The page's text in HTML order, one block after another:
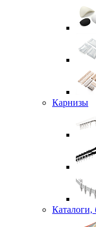
Карнизы
Каталоги,